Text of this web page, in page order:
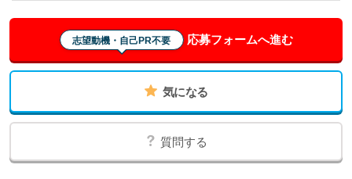
志望動機・自己PR不要 応募フォームへ進む
気になる
質問する